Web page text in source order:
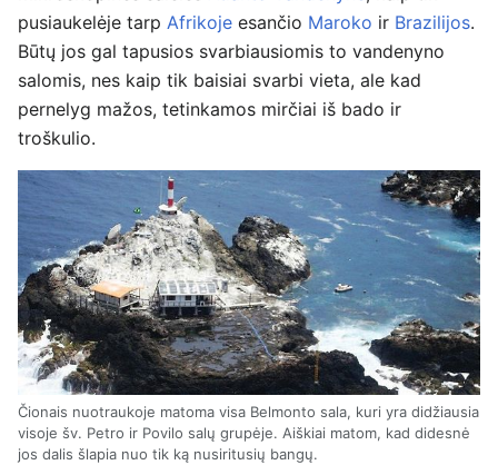
pusiaukelėje tarp Afrikoje esančio Maroko ir Brazilijos.
Būtų jos gal tapusios svarbiausiomis to vandenyno
salomis, nes kaip tik baisiai svarbi vieta, ale kad
pernelyg mažos, tetinkamos mirčiai iš bado ir
troškulio.
Čionais nuotraukoje matoma visa Belmonto sala, kuri yra didžiausia
visoje šv. Petro ir Povilo salų grupėje. Aiškiai matom, kad didesnė
jos dalis šlapia nuo tik ką nusiritusių bangų.